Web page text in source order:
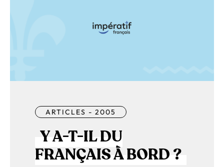
ARTICLES - 2005
Y A-T-IL DU
FRANÇAIS À BORD ?